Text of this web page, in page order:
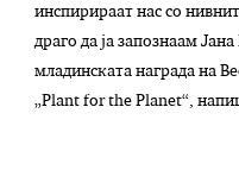
инспирираат нас со
драго да ја запознаам
младинската награда на
„Plant for the Planet“,